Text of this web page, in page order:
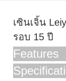
เซินเจิ้น
รอบ 15 ปี
Features